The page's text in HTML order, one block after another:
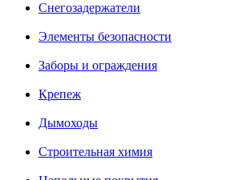
Снегозадержатели
Элементы безопасности
Заборы и ограждения
Крепеж
Дымоходы
Строительная химия